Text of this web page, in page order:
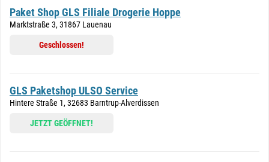
Paket Shop GLS Filiale Drogerie Hoppe
Marktstraße 3, 31867 Lauenau
Geschlossen!
GLS Paketshop ULSO Service
Hintere Straße 1, 32683 Barntrup-Alverdissen
JETZT GEÖFFNET!